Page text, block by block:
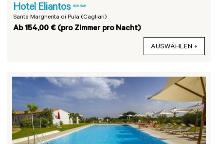
Hotel Eliantos ****
Santa Margherita di Pula (Cagliari)
Ab 154,00 € (pro Zimmer pro Nacht)
AUSWÄHLEN